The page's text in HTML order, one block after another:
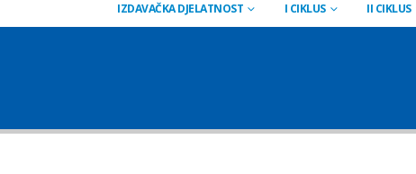
IZDAVAČKA DJELATNOST I CIKLUS II CIKLUS